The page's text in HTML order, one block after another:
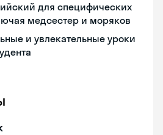
для специфических
медсестер и моряков
и увлекательные уроки